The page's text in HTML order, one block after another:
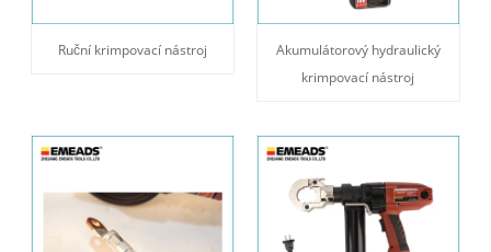
Ruční krimpovací nástroj
Akumulátorový hydraulický
krimpovací nástroj